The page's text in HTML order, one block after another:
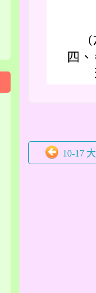
(
四、
10-17